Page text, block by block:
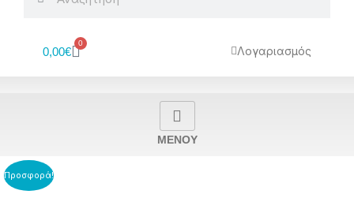
0,00€
0
Cart Λογαριασμός
MENOY
Προσφορά!